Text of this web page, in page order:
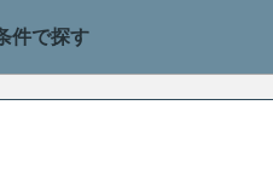
件で探す